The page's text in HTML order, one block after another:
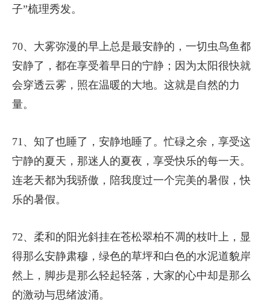
子”梳理秀发。
70、大雾弥漫的早上总是最安静的，一切虫鸟鱼都
安静了，都在享受着早日的宁静；因为太阳很快就
会穿透云雾，照在温暖的大地。这就是自然的力
量。
71、知了也睡了，安静地睡了。忙碌之余，享受这
宁静的夏天，那迷人的夏夜，享受快乐的每一天。
连老天都为我骄傲，陪我度过一个完美的暑假，快
乐的暑假。
72、柔和的阳光斜挂在苍松翠柏不凋的枝叶上，显
得那么安静肃穆，绿色的草坪和白色的水泥道貌岸
然上，脚步是那么轻起轻落，大家的心中却是那么
的激动与思绪波涌。